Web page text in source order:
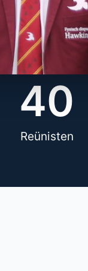
40
Reünisten